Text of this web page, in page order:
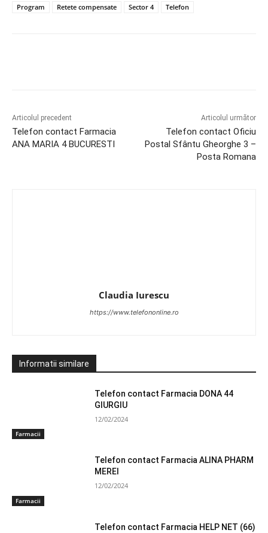
Program
Retete compensate Sector 4 Telefon
Articolul precedent
Telefon contact Farmacia
ANA MARIA 4 BUCURESTI
Articolul următor
Telefon contact Oficiu
Postal Sfântu Gheorghe 3 –
Posta Romana
Claudia Iurescu
https://www.telefononline.ro
Informatii similare
Farmacii
Telefon contact Farmacia DONA 44
GIURGIU
12/02/2024
Farmacii
Telefon contact Farmacia ALINA PHARM
MEREI
12/02/2024
Telefon contact Farmacia HELP NET (66)